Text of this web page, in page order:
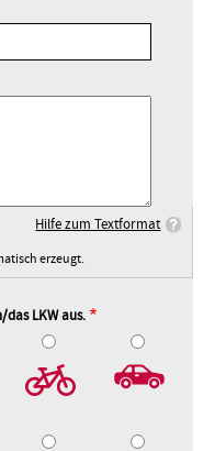
Hilfe zum Textformat
erzeugt.
LKW aus.